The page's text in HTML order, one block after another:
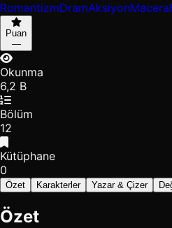
RomantizmDramAksiyonMacera
Puan
—
Okunma
6,2 B
Bölüm
12
Kütüphane
0
Özet Karakterler Yazar & Çizer
Özet